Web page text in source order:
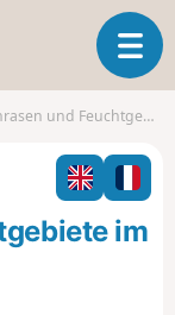
T
o
g
l
n
a
und Feuchtgebiete im Éclimont-Tal
im